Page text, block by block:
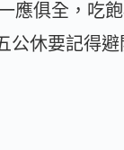
應俱全，吃
公休要記得避